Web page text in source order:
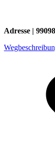
Adresse |